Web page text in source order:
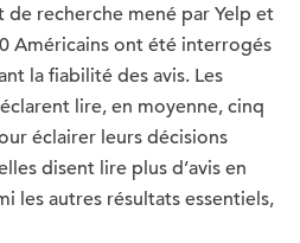
de recherche mené par Yelp et
Américains ont été interrogés
la fiabilité des avis. Les
lire, en moyenne, cinq
éclairer leurs décisions
disent lire plus d’avis en
les autres résultats essentiels,